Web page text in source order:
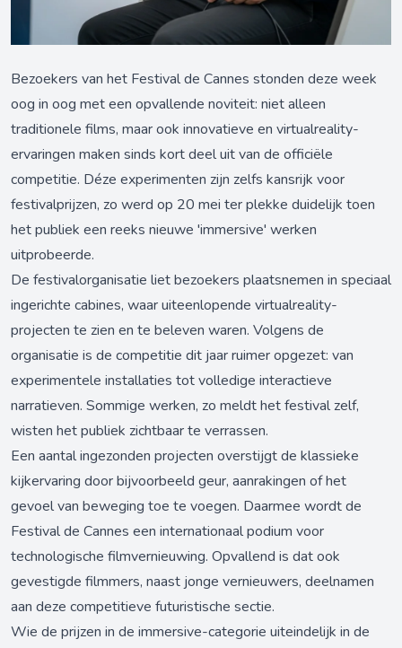
Bezoekers van het Festival de Cannes stonden deze week
oog in oog met een opvallende noviteit: niet alleen
traditionele films, maar ook innovatieve en virtualreality-
ervaringen maken sinds kort deel uit van de officiële
competitie. Déze experimenten zijn zelfs kansrijk voor
festivalprijzen, zo werd op 20 mei ter plekke duidelijk toen
het publiek een reeks nieuwe 'immersive' werken
uitprobeerde.
De festivalorganisatie liet bezoekers plaatsnemen in speciaal
ingerichte cabines, waar uiteenlopende virtualreality-
projecten te zien en te beleven waren. Volgens de
organisatie is de competitie dit jaar ruimer opgezet: van
experimentele installaties tot volledige interactieve
narratieven. Sommige werken, zo meldt het festival zelf,
wisten het publiek zichtbaar te verrassen.
Een aantal ingezonden projecten overstijgt de klassieke
kijkervaring door bijvoorbeeld geur, aanrakingen of het
gevoel van beweging toe te voegen. Daarmee wordt de
Festival de Cannes een internationaal podium voor
technologische filmvernieuwing. Opvallend is dat ook
gevestigde filmmers, naast jonge vernieuwers, deelnamen
aan deze competitieve futuristische sectie.
Wie de prijzen in de immersive-categorie uiteindelijk in de